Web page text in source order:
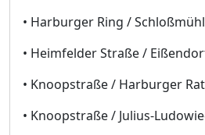
• Harburger Ring /
• Heimfelder Straße /
• Knoopstraße / Harburger
• Knoopstraße / Julius-